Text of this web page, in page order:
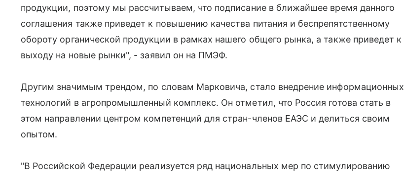
продукции, поэтому мы рассчитываем, что подписание в ближайшее время данного
соглашения также приведет к повышению качества питания и беспрепятственному
обороту органической продукции в рамках нашего общего рынка, а также приведет к
выходу на новые рынки", - заявил он на ПМЭФ.
Другим значимым трендом, по словам Марковича, стало внедрение информационных
технологий в агропромышленный комплекс. Он отметил, что Россия готова стать в
этом направлении центром компетенций для стран-членов ЕАЭС и делиться своим
опытом.
"В Российской Федерации реализуется ряд национальных мер по стимулированию